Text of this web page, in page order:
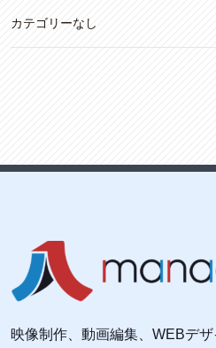
カテゴリーなし
映像制作、動画編集、WEBデ